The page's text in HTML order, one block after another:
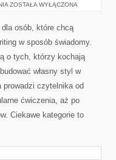
ZESZYTY
JOURNAL
ZOSTAŁA WYŁĄCZONA
osób, które chcą
w sposób świadomy.
o tych, którzy kochają
własny styl w
prowadzi czytelnika od
ćwiczenia, aż po
Ciekawe kategorie to